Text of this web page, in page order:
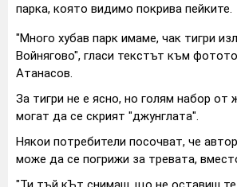
парка, която видимо покрива пейките.
"Много хубав парк имаме, чак тигри
Войнягово", гласи текстът към
Атанасов.
За тигри не е ясно, но голям набор от
могат да се скрият "джунглата".
Някои потребители посочват, че
може да се погрижи за тревата,